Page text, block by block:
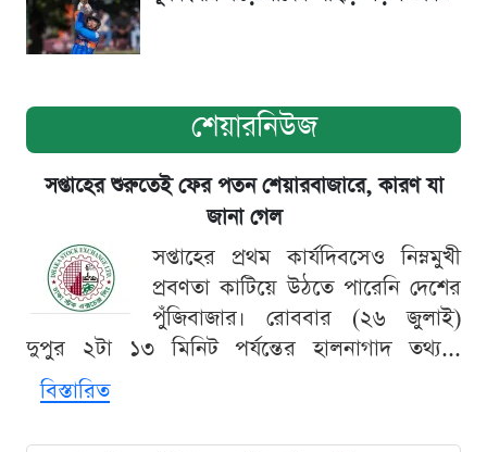
শেয়ারনিউজ
সপ্তাহের শুরুতেই ফের পতন শেয়ারবাজারে, কারণ যা
জানা গেল
সপ্তাহের প্রথম কার্যদিবসেও নিম্নমুখী
প্রবণতা কাটিয়ে উঠতে পারেনি দেশের
পুঁজিবাজার। রোববার (২৬ জুলাই)
দুপুর ২টা ১৩ মিনিট পর্যন্তের হালনাগাদ তথ্য...
বিস্তারিত